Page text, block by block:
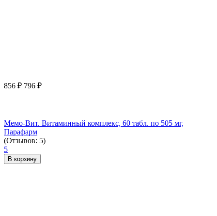
856 ₽ 796 ₽
Мемо-Вит. Витаминный комплекс, 60 табл. по 505 мг,
Парафарм
(Отзывов: 5)
5
В корзину